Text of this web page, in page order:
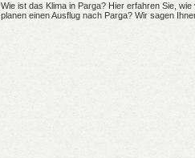
Wie ist das Klima in Parga? Hier erfahren Sie,
planen einen Ausflug nach Parga? Wir sagen